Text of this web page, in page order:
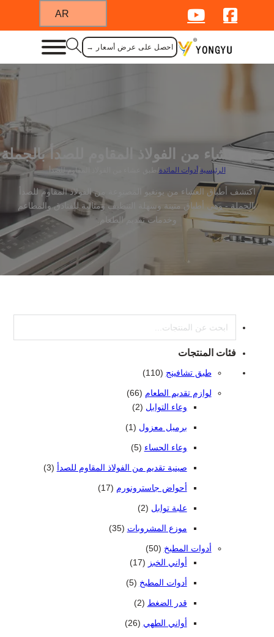
احصل على عرض أسعار →
صحن عشاء من الفولاذ المقاوم للصدأ بالجملة
الرئيسية/ أدوات المائدة/ طبق عشاء من الفولاذ المقاوم للصدأ
اكتشف أطباق العشاء من يونغيو المصنوعة من الفولاذ المقاوم للصدأ
بالجملة - وهي أطباق متينة وسهلة التنظيف ومثالية للفنادق والمطاعم
وخدمات تقديم الطعام.
فئات المنتجات
طبق تشافينج 110110 منتجات 110
لوازم تقديم الطعام 6666 منتج
وعاء التوابل
22 منتجات 2
برميل معزول 1(1) منتج واحد واحد
وعاء الحساء 55 منتجات
صينية تقديم من الفولاذ المقاوم للصدأ 33 منتجات
أحواض جاسترونورم 1717 منتج
علبة توابل 22 منتجات 2
موزع المشروبات 3535 منتج
أدوات المطبخ 5050 منتج
أواني الخبز
1717 منتج
أدوات المطبخ 55 منتجات
قدر الضغط 22 منتجات 2
أواني الطهي 2626 منتج